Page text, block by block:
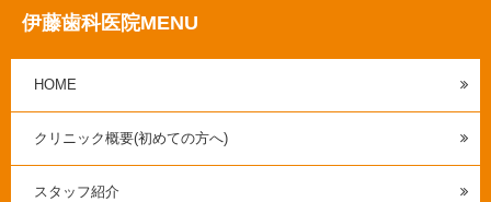
伊藤歯科医院MENU
HOME
クリニック概要(初めての方へ)
スタッフ紹介